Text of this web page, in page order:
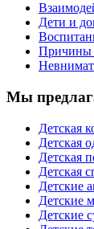
Дети и
Причины
Мы
Детская
Детская
Детская
Детская
Детские
Детские
Детские